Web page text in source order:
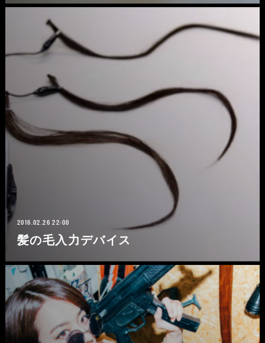
2016.02.26 22:00
髪の毛入力デバイス